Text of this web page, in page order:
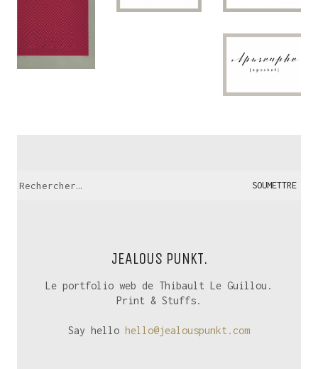
JEALOUS PUNKT.
Le portfolio web de Thibault Le Guillou.
Print & Stuffs.
Say hello hello@jealouspunkt.com